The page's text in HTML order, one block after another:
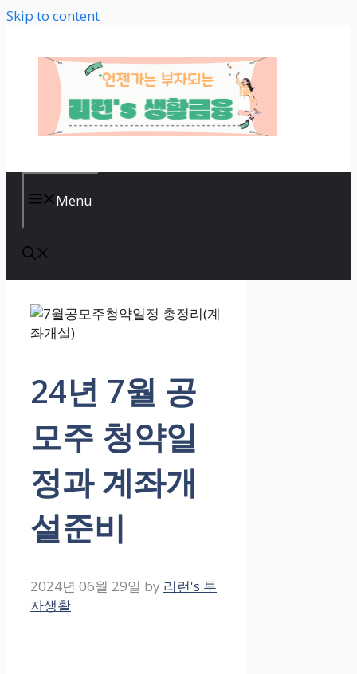
Skip to content
Menu
24년 7월 공
모주 청약일
정과 계좌개
설준비
2024년 06월 29일 by 리런's 투
자생활